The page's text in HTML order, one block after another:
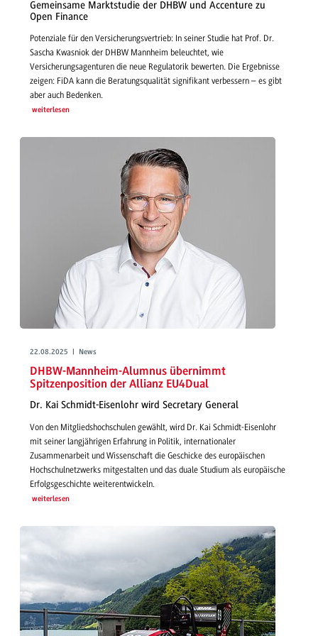
Gemeinsame Marktstudie der DHBW und Accenture zu
Open Finance
Potenziale für den Versicherungsvertrieb: In seiner Studie hat Prof. Dr.
Sascha Kwasniok der DHBW Mannheim beleuchtet, wie
Versicherungsagenturen die neue Regulatorik bewerten. Die Ergebnisse
zeigen: FiDA kann die Beratungsqualität signifikant verbessern – es gibt
aber auch Bedenken.
weiterlesen
22.08.2025 | News
DHBW-Mannheim-Alumnus übernimmt
Spitzenposition der Allianz EU4Dual
Dr. Kai Schmidt-Eisenlohr wird Secretary General
Von den Mitgliedshochschulen gewählt, wird Dr. Kai Schmidt-Eisenlohr
mit seiner langjährigen Erfahrung in Politik, internationaler
Zusammenarbeit und Wissenschaft die Geschicke des europäischen
Hochschulnetzwerks mitgestalten und das duale Studium als europäische
Erfolgsgeschichte weiterentwickeln.
weiterlesen